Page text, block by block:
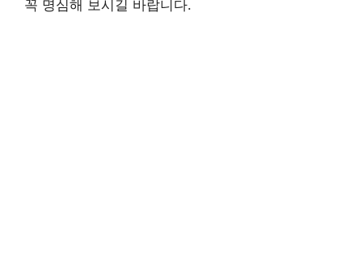
꼭 명심해 보시길 바랍니다.